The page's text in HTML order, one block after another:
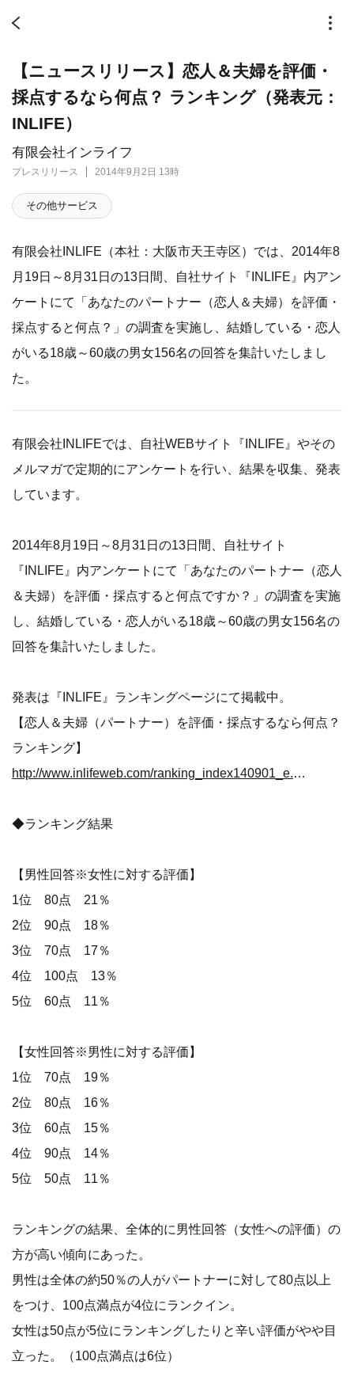
有限会社インライフ
プレスリリース 2014年9月2日 13時
【ニュースリリース】恋人＆夫婦を評価・
採点するなら何点？ ランキング（発表元：
INLIFE）
その他サービス
有限会社INLIFE（本社：大阪市天王寺区）では、2014年8
月19日～8月31日の13日間、自社サイト『INLIFE』内アン
ケートにて「あなたのパートナー（恋人＆夫婦）を評価・
採点すると何点？」の調査を実施し、結婚している・恋人
がいる18歳～60歳の男女156名の回答を集計いたしまし
た。
有限会社INLIFEでは、自社WEBサイト『INLIFE』やその
メルマガで定期的にアンケートを行い、結果を収集、発表
しています。
2014年8月19日～8月31日の13日間、自社サイト
『INLIFE』内アンケートにて「あなたのパートナー（恋人
＆夫婦）を評価・採点すると何点ですか？」の調査を実施
し、結婚している・恋人がいる18歳～60歳の男女156名の
回答を集計いたしました。
発表は『INLIFE』ランキングページにて掲載中。
【恋人＆夫婦（パートナー）を評価・採点するなら何点？
ランキング】
http://www.inlifeweb.com/ranking_index140901_e.html
◆ランキング結果
【男性回答※女性に対する評価】
1位 80点 21％
2位 90点 18％
3位 70点 17％
4位 100点 13％
5位 60点 11％
【女性回答※男性に対する評価】
1位 70点 19％
2位 80点 16％
3位 60点 15％
4位 90点 14％
5位 50点 11％
ランキングの結果、全体的に男性回答（女性への評価）の
方が高い傾向にあった。
男性は全体の約50％の人がパートナーに対して80点以上
をつけ、100点満点が4位にランクイン。
女性は50点が5位にランキングしたりと辛い評価がやや目
立った。（100点満点は6位）